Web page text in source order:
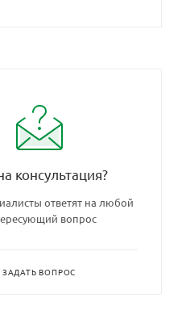
консультация?
ответят на любой
вопрос
ЗАДАТЬ ВОПРОС